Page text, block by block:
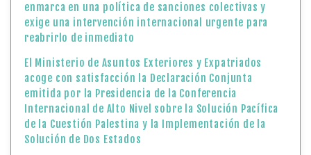
enmarca en una política de sanciones colectivas y
exige una intervención internacional urgente para
reabrirlo de inmediato
El Ministerio de Asuntos Exteriores y Expatriados
acoge con satisfacción la Declaración Conjunta
emitida por la Presidencia de la Conferencia
Internacional de Alto Nivel sobre la Solución Pacífica
de la Cuestión Palestina y la Implementación de la
Solución de Dos Estados